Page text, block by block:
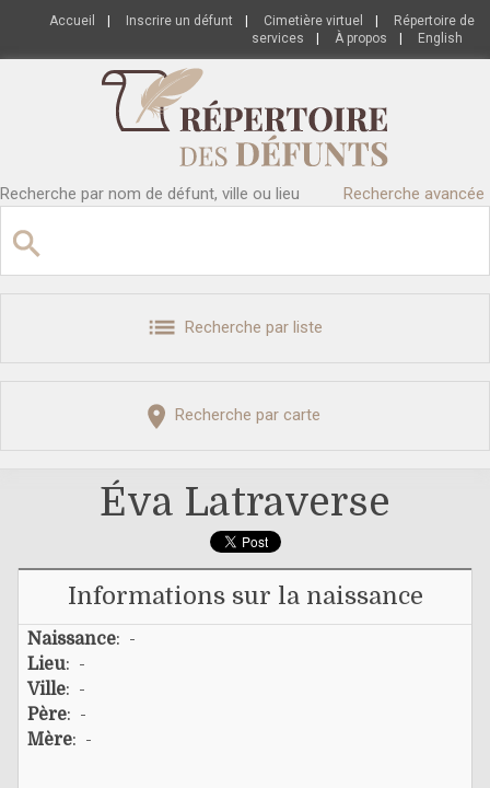
Accueil Inscrire un défunt Cimetière virtuel
Répertoire de
services
À propos English
Recherche par nom de défunt, ville ou lieu Recherche avancée
Recherche par liste
Recherche par carte
Éva Latraverse
Informations sur la naissance
Naissance: -
Lieu: -
Ville: -
Père: -
Mère: -